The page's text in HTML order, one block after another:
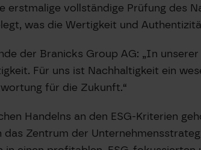
erstmalige vollständige Prüfung des
was die Wertigkeit und
der Branicks Group AG: „In
Für uns ist Nachhaltigkeit ein
für die Zukunft.“
Handelns an den ESG-Kriterien
Zentrum der